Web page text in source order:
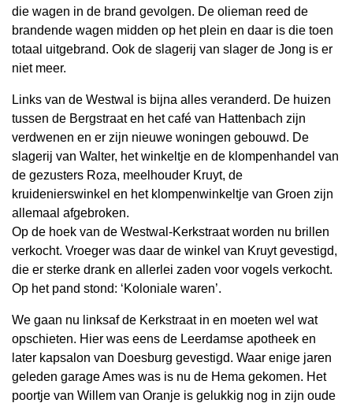
die wagen in de brand gevolgen. De olieman reed de
brandende wagen midden op het plein en daar is die toen
totaal uitgebrand. Ook de slagerij van slager de Jong is er
niet meer.
Links van de Westwal is bijna alles veranderd. De huizen
tussen de Bergstraat en het café van Hattenbach zijn
verdwenen en er zijn nieuwe woningen gebouwd. De
slagerij van Walter, het winkeltje en de klompenhandel van
de gezusters Roza, meelhouder Kruyt, de
kruidenierswinkel en het klompenwinkeltje van Groen zijn
allemaal afgebroken.
Op de hoek van de Westwal-Kerkstraat worden nu brillen
verkocht. Vroeger was daar de winkel van Kruyt gevestigd,
die er sterke drank en allerlei zaden voor vogels verkocht.
Op het pand stond: ‘Koloniale waren’.
We gaan nu linksaf de Kerkstraat in en moeten wel wat
opschieten. Hier was eens de Leerdamse apotheek en
later kapsalon van Doesburg gevestigd. Waar enige jaren
geleden garage Ames was is nu de Hema gekomen. Het
poortje van Willem van Oranje is gelukkig nog in zijn oude